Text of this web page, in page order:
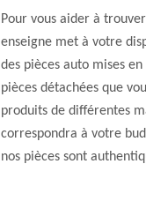
Pour vous aider à
enseigne met à votre
des pièces auto mises
pièces détachées que
produits de différentes
correspondra à votre
nos pièces sont